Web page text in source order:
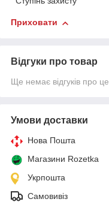
Приховати
Відгуки про товар
Ще немає відгуків про
Умови доставки
Нова Пошта
Магазини Rozetka
Укрпошта
Самовивіз